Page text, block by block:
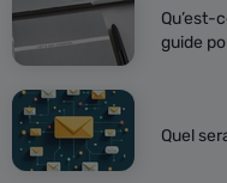
Qu’est-
guide
Quel